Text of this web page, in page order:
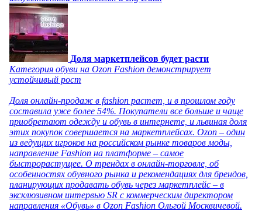
Доля маркетплейсов будет расти
Категория обуви на Ozon Fashion демонстрирует
устойчивый рост
Доля онлайн-продаж в fashion растет, и в прошлом году
составила уже более 54%. Покупатели все больше и чаще
приобретают одежду и обувь в интернете, и львиная доля
этих покупок совершается на маркетплейсах. Ozon – один
из ведущих игроков на российском рынке товаров моды,
направление Fashion на платформе – самое
быстрорастущее. О трендах в онлайн-торговле, об
особенностях обувного рынка и рекомендациях для брендов,
планирующих продавать обувь через маркетплейс – в
эксклюзивном интервью SR с коммерческим директором
направления «Обувь» в Ozon Fashion Ольгой Москвичевой.